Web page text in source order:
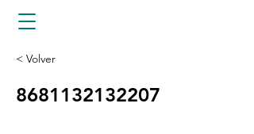
< Volver
8681132132207